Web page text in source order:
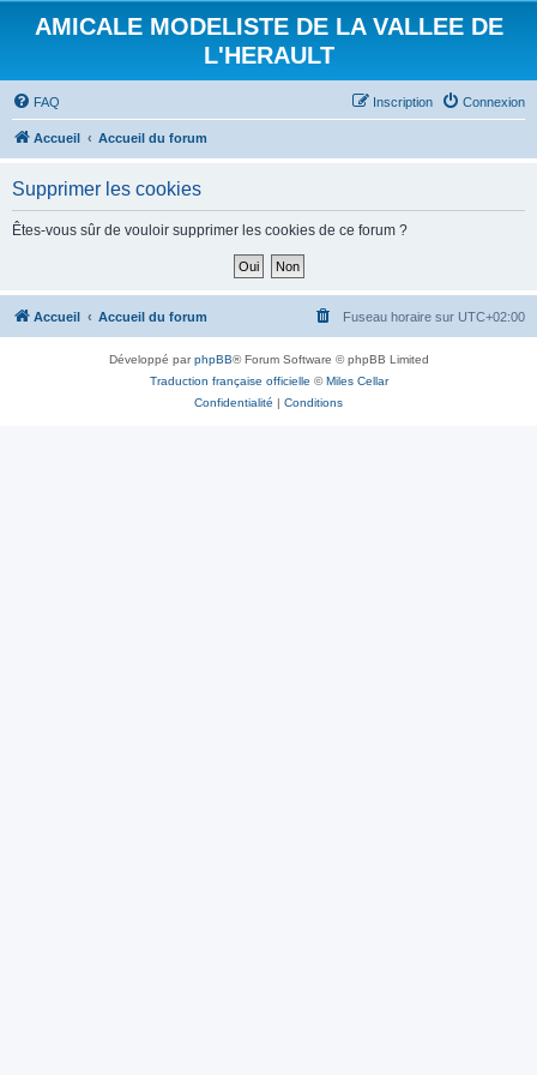
AMICALE MODELISTE DE LA VALLEE DE
L'HERAULT
FAQ Connexion
Inscription
Accueil Accueil du forum
Supprimer les cookies
Êtes-vous sûr de vouloir supprimer les cookies de ce forum ?
Accueil Accueil du forum Fuseau horaire sur UTC+02:00
Développé parphpBB® Forum Software © phpBB Limited
Traduction française officielle ©Miles Cellar
Confidentialité | Conditions